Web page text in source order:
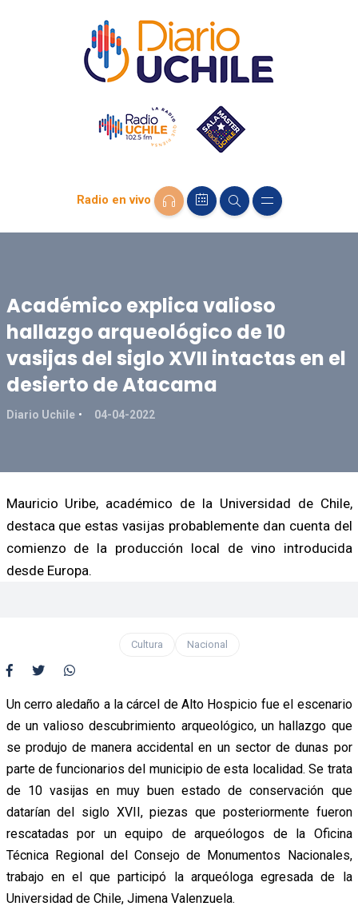
Radio en vivo
Académico explica valioso
hallazgo arqueológico de 10
vasijas del siglo XVII intactas en el
desierto de Atacama
Diario Uchile 04-04-2022
Mauricio Uribe, académico de la Universidad de Chile,
destaca que estas vasijas probablemente dan cuenta del
comienzo de la producción local de vino introducida
desde Europa.
Cultura Nacional
Un cerro aledaño a la cárcel de Alto Hospicio fue el escenario
de un valioso descubrimiento arqueológico, un hallazgo que
se produjo de manera accidental en un sector de dunas por
parte de funcionarios del municipio de esta localidad. Se trata
de 10 vasijas en muy buen estado de conservación que
datarían del siglo XVII, piezas que posteriormente fueron
rescatadas por un equipo de arqueólogos de la Oficina
Técnica Regional del Consejo de Monumentos Nacionales,
trabajo en el que participó la arqueóloga egresada de la
Universidad de Chile, Jimena Valenzuela.